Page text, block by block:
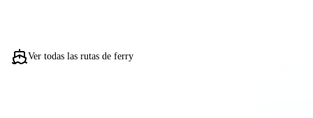
Ver todas las rutas de ferry